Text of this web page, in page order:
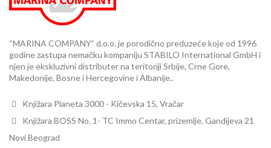
“MARINA COMPANY” d.o.o. je porodično preduzeće koje od 1996
godine zastupa nemačku kompaniju STABILO International GmbH i
njen je ekskluzivni distributer na teritoriji Srbije, Crne Gore,
Makedonije, Bosne i Hercegovine i Albanije..
Knjižara Planeta 3000 - Kičevska 15, Vračar
Knjižara BOSS No. 1- TC Immo Centar, prizemlje, Gandijeva 21
Novi Beograd